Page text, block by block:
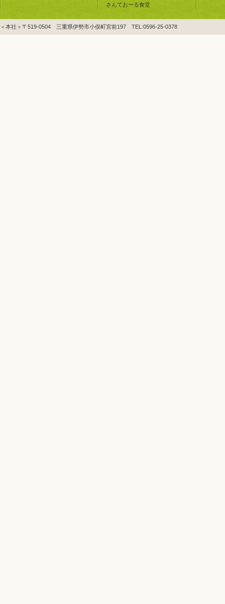
さんておーる食堂
＜本社＞〒519-0504 三重県伊勢市小俣町宮前197 TEL:0596-25-0378